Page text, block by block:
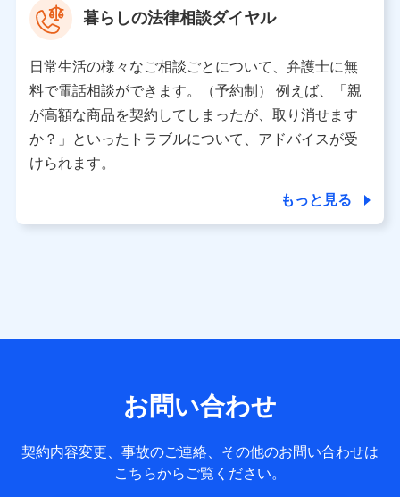
氏名、電話番号、メールアドレス、お客さまの識別子、属
性、連絡先、dポイントサービスのご利用に関する情報。例
として、dポイントカード番号、性別、年齢、家族構成、住
所、dポイント残高、dポイント利用履歴などが含まれます。
利用情報
当社又は株式会社NTTドコモが提供する各種サービスなどの
ご契約・ご利用などに関する情報。例として、当社又は株式
会社NTTドコモが提供する各種サービスのご契約状態・ご利
用履歴インターネット利用時の行動に関する情報、アプリケ
ーション利用時の行動に関する情報、購入されたサービスや
当社又は株式会社NTTドコモが提供する保険関連サービスに
送信履歴などの情報）が含まれます。
約に関する情報。例として、保険契約者及び被保険者の氏
名、住所、生年月日、性別、保険契約者と被保険者の関係、
保険加入の目的、保険商品の内容、保険料、保険料のお支払
暮らしの法律相談ダイヤル
日常生活の様々なご相談ごとについて、弁護士に無
料で電話相談ができます。（予約制） 例えば、「親
が高額な商品を契約してしまったが、取り消せます
か？」といったトラブルについて、アドバイスが受
けられます。
もっと見る
お問い合わせ
契約内容変更、事故のご連絡、その他のお問い合わせは
こちらからご覧ください。